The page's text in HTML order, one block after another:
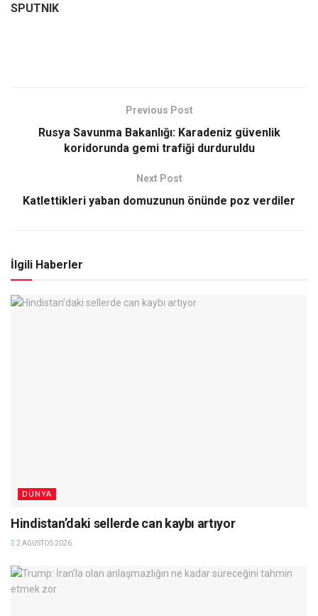
SPUTNIK
Previous Post
Rusya Savunma Bakanlığı: Karadeniz güvenlik
koridorunda gemi trafiği durduruldu
Next Post
Katlettikleri yaban domuzunun önünde poz verdiler
İlgili Haberler
DÜNYA
Hindistan’daki sellerde can kaybı artıyor
2 AĞUSTOS 2026